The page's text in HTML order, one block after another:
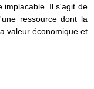
implacable. Il s'agit de
ressource dont la
valeur économique et